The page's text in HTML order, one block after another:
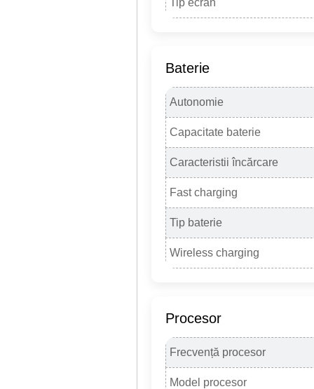
Tip ecran
Baterie
Autonomie
Capacitate baterie
Caracteristii încărcare
Fast charging
Tip baterie
Wireless charging
Procesor
Frecvență procesor
Model procesor